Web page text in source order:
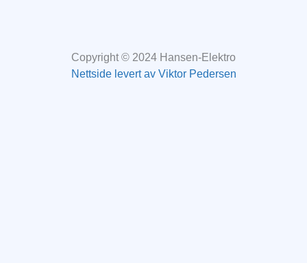
Copyright © 2024 Hansen-Elektro
Nettside levert av Viktor Pedersen